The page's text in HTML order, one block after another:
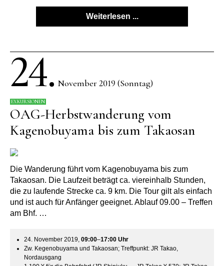
Weiterlesen ...
24. November 2019 (Sonntag)
EXKURSIONEN
OAG-Herbstwanderung vom
Kagenobuyama bis zum Takaosan
Die Wanderung führt vom Kagenobuyama bis zum
Takaosan. Die Laufzeit beträgt ca. viereinhalb Stunden,
die zu laufende Strecke ca. 9 km. Die Tour gilt als einfach
und ist auch für Anfänger geeignet. Ablauf 09.00 – Treffen
am Bhf. …
24. November 2019, 09:00–17:00 Uhr
Zw. Kegenobuyama und Takaosan; Treffpunkt: JR Takao,
Nordausgang